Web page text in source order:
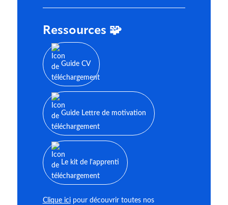
Ressources 🧩
Guide CV
Guide Lettre de motivation
Le kit de l'apprenti
Clique icipour découvrir toutes nos